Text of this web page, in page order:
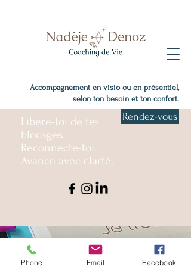
Accompagnement en visio ou en présentiel,
selon ton besoin et ton confort.
Libère-toi de tes
blocages.
Reconnecte-toi.
Avance avec clarté.
Rendez-vous
Phone Email Facebook